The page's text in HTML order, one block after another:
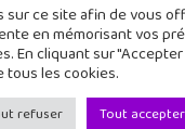
à dos,
Bon, il faut une
sur ce site afin de vous
en mémorisant vos
En cliquant sur
les cookies.
refuser Tout accepter